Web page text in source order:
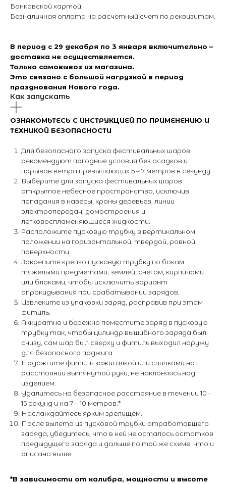
Банковской картой.
Безналичная оплата на расчетный счет по реквизитам.
В период с 29 декабря по 3 января включительно –
доставка не осуществляется.
Только самовывоз из магазина.
Это связано с большой нагрузкой в период
празднования Нового года.
Как запускать
ОЗНАКОМЬТЕСЬ С ИНСТРУКЦИЕЙ ПО ПРИМЕНЕНИЮ И
ТЕХНИКОЙ БЕЗОПАСНОСТИ
Для безопасного запуска фестивальных шаров
рекомендуют погодные условия без осадков и
порывов ветра превышающих 5 – 7 метров в секунду.
Выберите для запуска фестивальных шаров
открытое небесное пространство, исключив
попадания в навесы, кроны деревьев, линии
электропередач, домостроения и
легковоспламеняющиеся жидкости.
Расположите пусковую трубку в вертикальном
положении на горизонтальной, твердой, ровной
поверхности.
Закрепите крепко пусковую трубку по бокам
тяжелыми предметами, землей, снегом, кирпичами
или блоками, чтобы исключить вариант
опрокидывания при срабатывании зарядов.
Извлеките из упаковки заряд, расправив при этом
фитиль.
Аккуратно и бережно поместите заряд в пусковую
трубку так, чтобы цилиндр вышибного заряда был
снизу, сам шар был сверху и фитиль выходил наружу
для безопасного поджига.
Подожгите фитиль зажигалкой или спичками на
расстоянии вытянутой руки, не наклоняясь над
изделием.
Удалитесь на безопасное расстояние в течении 10 -
15 секунд и на 7 – 10 метров.*
Наслаждайтесь ярким зрелищем.
После вылета из пусковой трубки отработавшего
заряда, убедитесь, что в ней не осталось остатков
предыдущего заряда и дальше по той же схеме, что и
описано выше.
*В зависимости от калибра, мощности и высоте